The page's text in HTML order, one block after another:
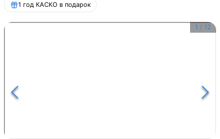
1 год КАСКО в подарок
1 / 12